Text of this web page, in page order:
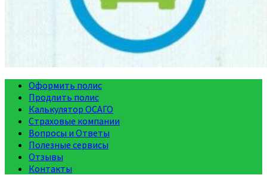
Оформить полис
Продлить полис
Калькулятор ОСАГО
Страховые компании
Вопросы и Ответы
Полезные сервисы
Отзывы
Контакты